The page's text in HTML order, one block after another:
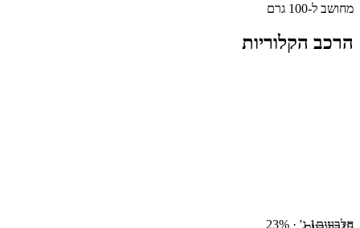
מחושב ל-100 גרם
הרכב הקלוריות
חלבונים1ג' · 23%